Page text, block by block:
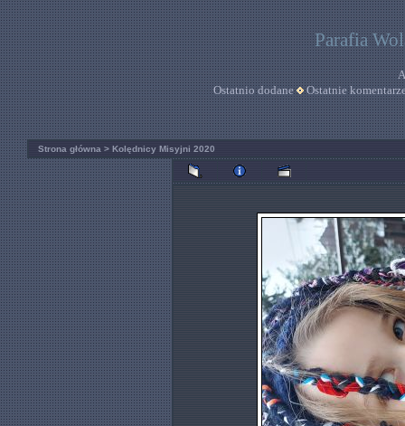
Parafia
Ostatnio dodane
Ostatnie
Strona główna > Kolędnicy Misyjni 2020